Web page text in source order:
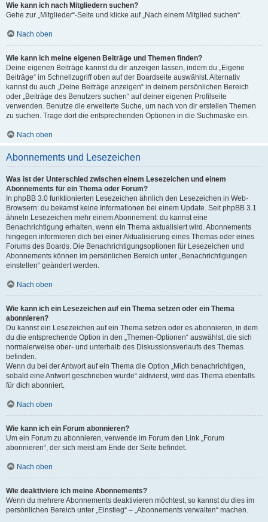
Wie kann ich nach Mitgliedern suchen?
Gehe zur „Mitglieder“-Seite und klicke auf „Nach einem Mitglied suchen“.
Nach oben
Wie kann ich meine eigenen Beiträge und Themen finden?
Deine eigenen Beiträge kannst du dir anzeigen lassen, indem du „Eigene
Beiträge“ im Schnellzugriff oben auf der Boardseite auswählst. Alternativ
kannst du auch „Deine Beiträge anzeigen“ in deinem persönlichen Bereich
oder „Beiträge des Benutzers suchen“ auf deiner eigenen Profilseite
verwenden. Benutze die erweiterte Suche, um nach von dir erstellen Themen
zu suchen. Trage dort die entsprechenden Optionen in die Suchmaske ein.
Nach oben
Abonnements und Lesezeichen
Was ist der Unterschied zwischen einem Lesezeichen und einem
Abonnements für ein Thema oder Forum?
In phpBB 3.0 funktionierten Lesezeichen ähnlich den Lesezeichen in Web-
Browsern: du bekamst keine Informationen bei einem Update. Seit phpBB 3.1
ähneln Lesezeichen mehr einem Abonnement: du kannst eine
Benachrichtigung erhalten, wenn ein Thema aktualisiert wird. Abonnements
hingegen informieren dich bei einer Aktualisierung eines Themas oder eines
Forums des Boards. Die Benachrichtigungsoptionen für Lesezeichen und
Abonnements können im persönlichen Bereich unter „Benachrichtigungen
einstellen“ geändert werden.
Nach oben
Wie kann ich ein Lesezeichen auf ein Thema setzen oder ein Thema
abonnieren?
Du kannst ein Lesezeichen auf ein Thema setzen oder es abonnieren, in dem
du die entsprechende Option in den „Themen-Optionen“ auswählst, die sich
normalerweise ober- und unterhalb des Diskussionsverlaufs des Themas
befinden.
Wenn du bei der Antwort auf ein Thema die Option „Mich benachrichtigen,
sobald eine Antwort geschrieben wurde“ aktivierst, wird das Thema ebenfalls
für dich abonniert.
Nach oben
Wie kann ich ein Forum abonnieren?
Um ein Forum zu abonnieren, verwende im Forum den Link „Forum
abonnieren“, der sich meist am Ende der Seite befindet.
Nach oben
Wie deaktiviere ich meine Abonnements?
Wenn du mehrere Abonnements deaktivieren möchtest, so kannst du dies im
persönlichen Bereich unter „Einstieg“ – „Abonnements verwalten“ machen.